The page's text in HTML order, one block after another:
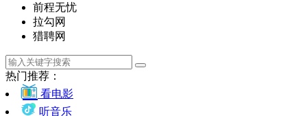
前程无忧
拉勾网
猎聘网
热门推荐：
看电影
听音乐